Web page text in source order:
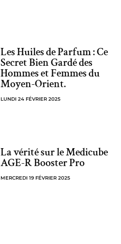
Les Huiles de Parfum : Ce
Secret Bien Gardé des
Hommes et Femmes du
Moyen-Orient.
LUNDI 24 FÉVRIER 2025
La vérité sur le Medicube
AGE-R Booster Pro
MERCREDI 19 FÉVRIER 2025